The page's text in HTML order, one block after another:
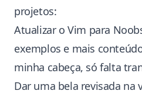
projetos:
Atualizar oVim para
exemplos e mais
minha cabeça, só falta
Dar uma bela revisada na